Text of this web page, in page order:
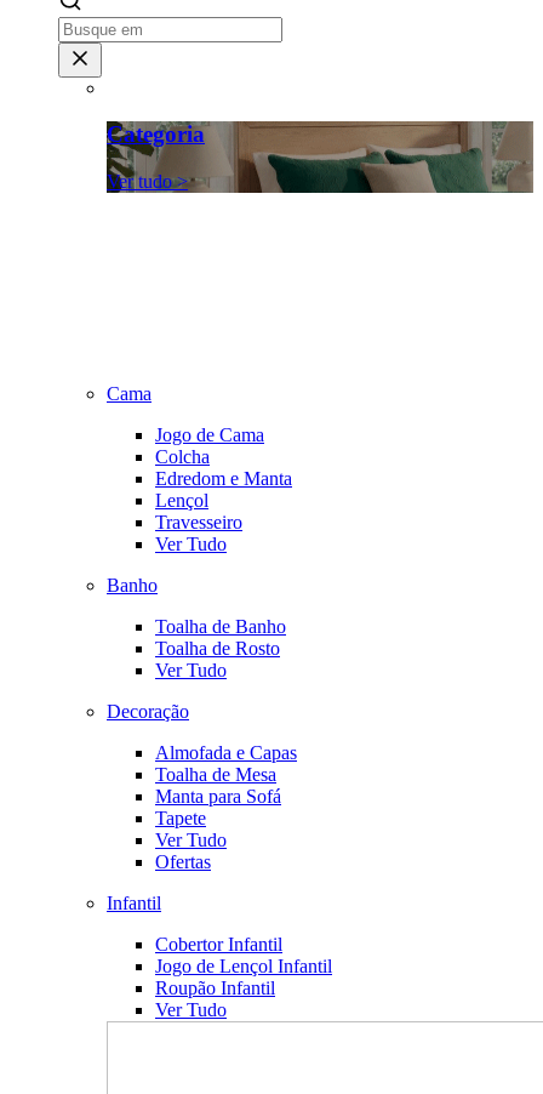
Categoria
Ver tudo >
Cama
Jogo de Cama
Colcha
Edredom e Manta
Lençol
Travesseiro
Ver Tudo
Banho
Toalha de Banho
Toalha de Rosto
Ver Tudo
Decoração
Almofada e Capas
Toalha de Mesa
Manta para Sofá
Tapete
Ver Tudo
Ofertas
Infantil
Cobertor Infantil
Jogo de Lençol Infantil
Roupão Infantil
Ver Tudo